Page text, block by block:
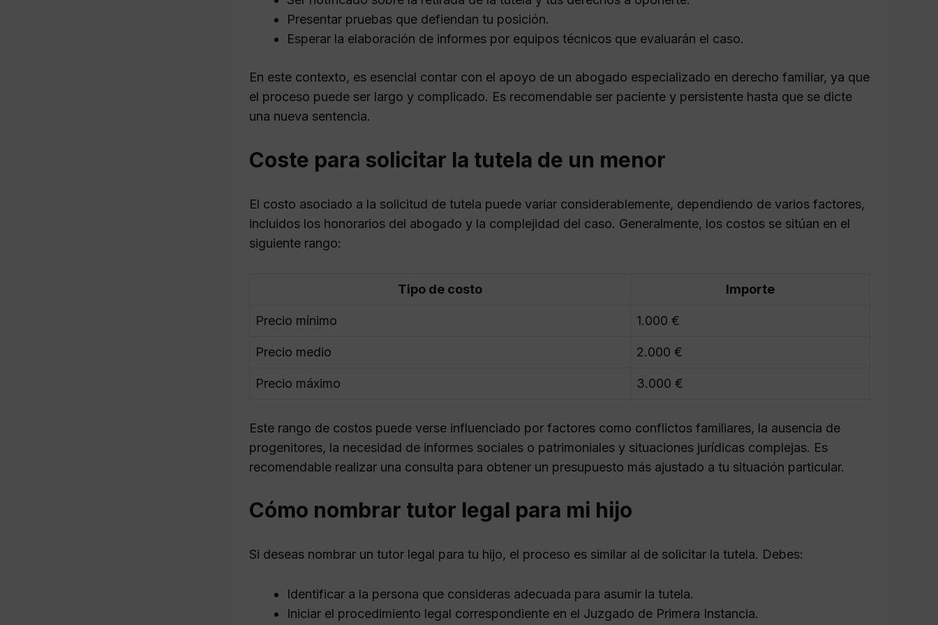
Presentar pruebas que defiendan tu posición.
Esperar la elaboración de informes por equipos técnicos que evaluarán el caso.
En este contexto, es esencial contar con el apoyo de un abogado especializado en derecho familiar, ya que
el proceso puede ser largo y complicado. Es recomendable ser paciente y persistente hasta que se dicte
una nueva sentencia.
Coste para solicitar la tutela de un menor
El costo asociado a la solicitud de tutela puede variar considerablemente, dependiendo de varios factores,
incluidos los honorarios del abogado y la complejidad del caso. Generalmente, los costos se sitúan en el
siguiente rango:
Tipo de costo Importe
Precio mínimo 1.000 €
Precio medio 2.000 €
Precio máximo 3.000 €
Este rango de costos puede verse influenciado por factores como conflictos familiares, la ausencia de
progenitores, la necesidad de informes sociales o patrimoniales y situaciones jurídicas complejas. Es
recomendable realizar una consulta para obtener un presupuesto más ajustado a tu situación particular.
Cómo nombrar tutor legal para mi hijo
Si deseas nombrar un tutor legal para tu hijo, el proceso es similar al de solicitar la tutela. Debes:
Identificar a la persona que consideras adecuada para asumir la tutela.
Iniciar el procedimiento legal correspondiente en el Juzgado de Primera Instancia.